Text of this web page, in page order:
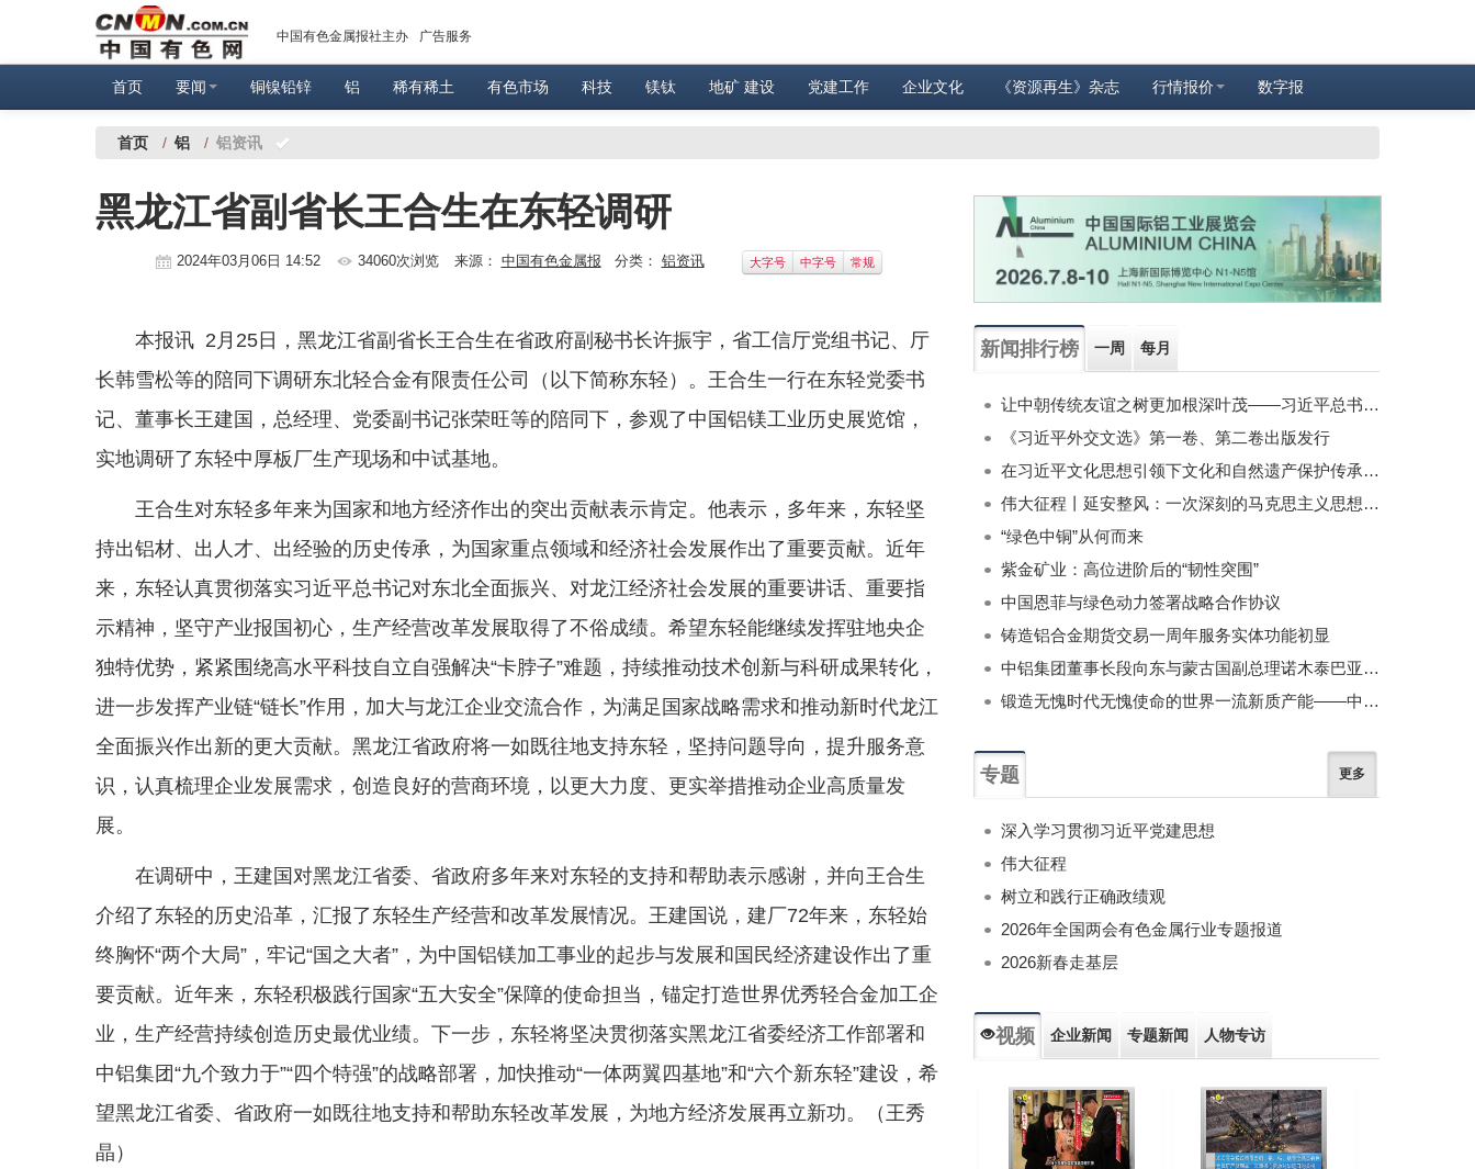
中国有色金属报社主办 广告服务
首页 要闻 铜镍铅锌 铝 稀有稀土 有色市场 科技 镁钛 地矿 建设 党建工作 企业文化 《资源再生》杂志 行情报价 数字报
首页 / 铝 / 铝资讯
黑龙江省副省长王合生在东轻调研
2024年03月06日 14:52 34060次浏览 来源： 中国有色金属报 分类： 铝资讯 大字号 中字号 常规
本报讯 2月25日，黑龙江省副省长王合生在省政府副秘书长许振宇，省工信厅党组书记、厅
长韩雪松等的陪同下调研东北轻合金有限责任公司（以下简称东轻）。王合生一行在东轻党委书
记、董事长王建国，总经理、党委副书记张荣旺等的陪同下，参观了中国铝镁工业历史展览馆，
实地调研了东轻中厚板厂生产现场和中试基地。
王合生对东轻多年来为国家和地方经济作出的突出贡献表示肯定。他表示，多年来，东轻坚
持出铝材、出人才、出经验的历史传承，为国家重点领域和经济社会发展作出了重要贡献。近年
来，东轻认真贯彻落实习近平总书记对东北全面振兴、对龙江经济社会发展的重要讲话、重要指
示精神，坚守产业报国初心，生产经营改革发展取得了不俗成绩。希望东轻能继续发挥驻地央企
独特优势，紧紧围绕高水平科技自立自强解决“卡脖子”难题，持续推动技术创新与科研成果转化，
进一步发挥产业链“链长”作用，加大与龙江企业交流合作，为满足国家战略需求和推动新时代龙江
全面振兴作出新的更大贡献。黑龙江省政府将一如既往地支持东轻，坚持问题导向，提升服务意
识，认真梳理企业发展需求，创造良好的营商环境，以更大力度、更实举措推动企业高质量发
展。
在调研中，王建国对黑龙江省委、省政府多年来对东轻的支持和帮助表示感谢，并向王合生
介绍了东轻的历史沿革，汇报了东轻生产经营和改革发展情况。王建国说，建厂72年来，东轻始
终胸怀“两个大局”，牢记“国之大者”，为中国铝镁加工事业的起步与发展和国民经济建设作出了重
要贡献。近年来，东轻积极践行国家“五大安全”保障的使命担当，锚定打造世界优秀轻合金加工企
业，生产经营持续创造历史最优业绩。下一步，东轻将坚决贯彻落实黑龙江省委经济工作部署和
中铝集团“九个致力于”“四个特强”的战略部署，加快推动“一体两翼四基地”和“六个新东轻”建设，希
望黑龙江省委、省政府一如既往地支持和帮助东轻改革发展，为地方经济发展再立新功。（王秀
晶）
新闻排行榜 一周 每月
让中朝传统友谊之树更加根深叶茂——习近平总书记对朝鲜进行国事访问纪实
《习近平外交文选》第一卷、第二卷出版发行
在习近平文化思想引领下文化和自然遗产保护传承利用工作开创新局面
伟大征程丨延安整风：一次深刻的马克思主义思想教育运动
“绿色中铜”从何而来
紫金矿业：高位进阶后的“韧性突围”
中国恩菲与绿色动力签署战略合作协议
铸造铝合金期货交易一周年服务实体功能初显
中铝集团董事长段向东与蒙古国副总理诺木泰巴亚尔举行会谈
锻造无愧时代无愧使命的世界一流新质产能——中国有色金属工业的战略应对与破局之道（二）
专题 更多
深入学习贯彻习近平党建思想
伟大征程
树立和践行正确政绩观
2026年全国两会有色金属行业专题报道
2026新春走基层
视频 企业新闻 专题新闻 人物专访